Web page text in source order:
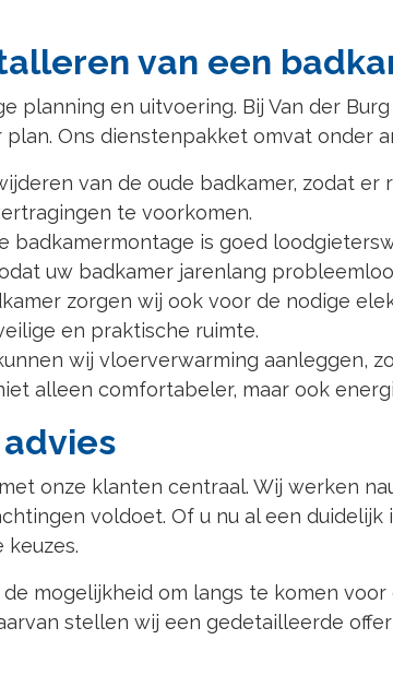
van een
planning en uitvoering. Bij Van der
Ons dienstenpakket omvat onder
van de oude badkamer, zodat
te voorkomen.
badkamermontage is goed
uw badkamer jarenlang
zorgen wij ook voor de nodige
en praktische ruimte.
wij vloerverwarming aanleggen,
alleen comfortabeler, maar ook
onze klanten centraal. Wij werken
voldoet. Of u nu al een
keuzes.
mogelijkheid om langs te komen
stellen wij een gedetailleerde